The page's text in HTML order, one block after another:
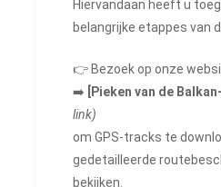
Hiervandaan heeft u
belangrijke etappes van
👉 Bezoek op onze
➡️
[Pieken van de
link)
om GPS-tracks te
gedetailleerde
bekijken.